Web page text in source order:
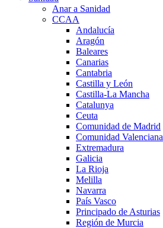
Anar a Sanidad
CCAA
Andalucía
Aragón
Baleares
Canarias
Cantabria
Castilla y León
Castilla-La Mancha
Catalunya
Ceuta
Comunidad de Madrid
Comunidad Valenciana
Extremadura
Galicia
La Rioja
Melilla
Navarra
País Vasco
Principado de Asturias
Región de Murcia